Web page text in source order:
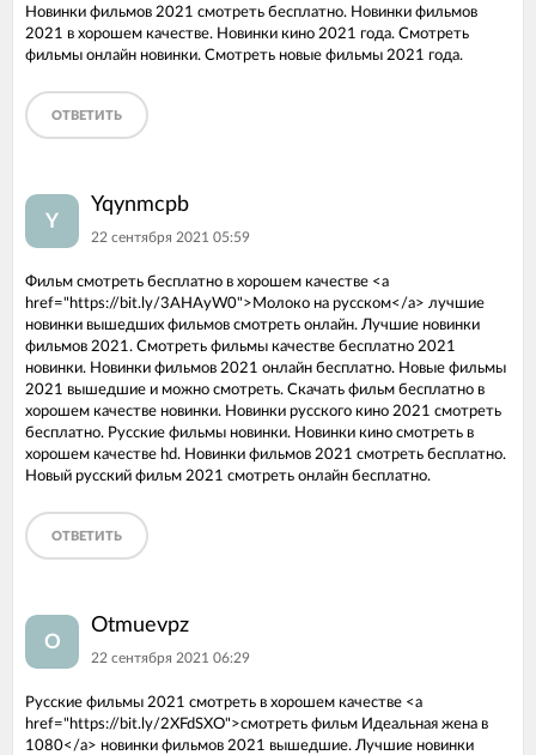
Новинки фильмов 2021 смотреть бесплатно. Новинки фильмов
2021 в хорошем качестве. Новинки кино 2021 года. Смотреть
фильмы онлайн новинки. Смотреть новые фильмы 2021 года.
ОТВЕТИТЬ
Y
Yqynmcpb
22 сентября 2021 05:59
Фильм смотреть бесплатно в хорошем качестве <a
href="https://bit.ly/3AHAyW0">Молоко на русском</a> лучшие
новинки вышедших фильмов смотреть онлайн. Лучшие новинки
фильмов 2021. Смотреть фильмы качестве бесплатно 2021
новинки. Новинки фильмов 2021 онлайн бесплатно. Новые фильмы
2021 вышедшие и можно смотреть. Скачать фильм бесплатно в
хорошем качестве новинки. Новинки русского кино 2021 смотреть
бесплатно. Русские фильмы новинки. Новинки кино смотреть в
хорошем качестве hd. Новинки фильмов 2021 смотреть бесплатно.
Новый русский фильм 2021 смотреть онлайн бесплатно.
ОТВЕТИТЬ
O
Otmuevpz
22 сентября 2021 06:29
Русские фильмы 2021 смотреть в хорошем качестве <a
href="https://bit.ly/2XFdSXO">смотреть фильм Идеальная жена в
1080</a> новинки фильмов 2021 вышедшие. Лучшие новинки